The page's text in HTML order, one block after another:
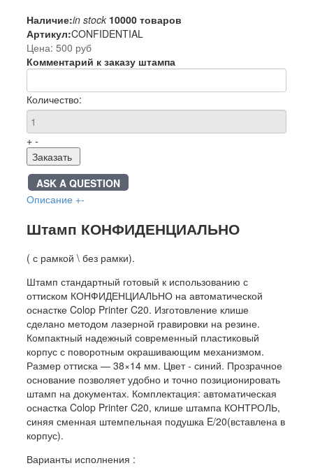
Наличие:in stock 10000 товаров
Артикул:CONFIDENTIAL
Цена: 500 руб
Комментарий к заказу штампа
Количество:
+ -
Заказать
ASK A QUESTION
Описание +-
Штамп КОНФИДЕНЦИАЛЬНО
( с рамкой \ без рамки).
Штамп стандартный готовый к использованию с
оттиском КОНФИДЕНЦИАЛЬНО на автоматической
оснастке Colop Printer C20. Изготовление клише
сделано методом лазерной гравировки на резине.
Компактный надежный современный пластиковый
корпус с поворотным окрашивающим механизмом.
Размер оттиска — 38×14 мм. Цвет - синий. Прозрачное
основание позволяет удобно и точно позиционировать
штамп на документах. Комплектация: автоматическая
оснастка Colop Printer C20, клише штампа КОНТРОЛЬ,
синяя сменная штемпельная подушка E/20(вставлена в
корпус).
Варианты исполнения :